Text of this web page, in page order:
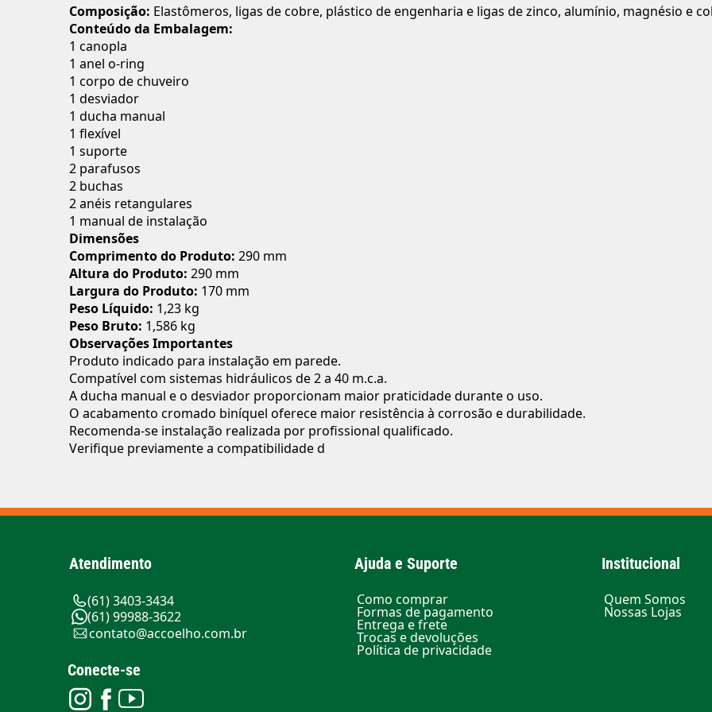
Composição: Elastômeros, ligas de cobre, plástico de engenharia e ligas de zinco, alumínio, magnésio e
Conteúdo da Embalagem:
1 canopla
1 anel o-ring
1 corpo de chuveiro
1 desviador
1 ducha manual
1 flexível
1 suporte
2 parafusos
2 buchas
2 anéis retangulares
1 manual de instalação
Dimensões
Comprimento do Produto: 290 mm
Altura do Produto: 290 mm
Largura do Produto: 170 mm
Peso Líquido: 1,23 kg
Peso Bruto: 1,586 kg
Observações Importantes
Produto indicado para instalação em parede.
Compatível com sistemas hidráulicos de 2 a 40 m.c.a.
A ducha manual e o desviador proporcionam maior praticidade durante o uso.
O acabamento cromado biníquel oferece maior resistência à corrosão e durabilidade.
Recomenda-se instalação realizada por profissional qualificado.
Verifique previamente a compatibilidade d
Atendimento
(61) 3403-3434
(61) 99988-3622
contato@accoelho.com.br
Conecte-se
Ajuda e Suporte
Como comprar
Formas de pagamento
Entrega e frete
Trocas e devoluções
Política de privacidade
Institucional
Quem Somos
Nossas Lojas